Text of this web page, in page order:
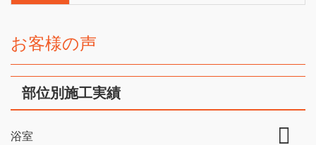
お客様の声
部位別施工実績
浴室